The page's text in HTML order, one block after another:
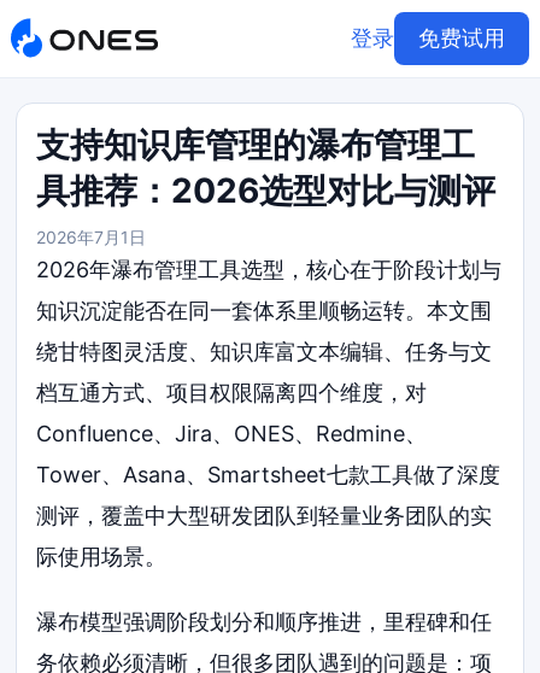
登录 免费试用
支持知识库管理的瀑布管理工
具推荐：2026选型对比与测评
2026年7月1日
2026年瀑布管理工具选型，核心在于阶段计划与
知识沉淀能否在同一套体系里顺畅运转。本文围
绕甘特图灵活度、知识库富文本编辑、任务与文
档互通方式、项目权限隔离四个维度，对
Confluence、Jira、ONES、Redmine、
Tower、Asana、Smartsheet七款工具做了深度
测评，覆盖中大型研发团队到轻量业务团队的实
际使用场景。
瀑布模型强调阶段划分和顺序推进，里程碑和任
务依赖必须清晰，但很多团队遇到的问题是：项